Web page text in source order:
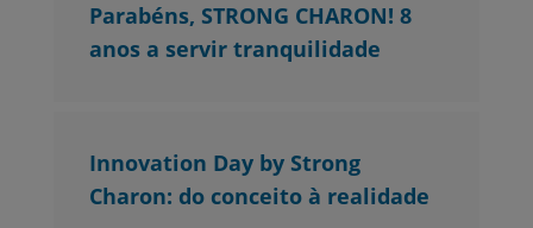
Parabéns, STRONG CHARON! 8
anos a servir tranquilidade
Innovation Day by Strong
Charon: do conceito à realidade